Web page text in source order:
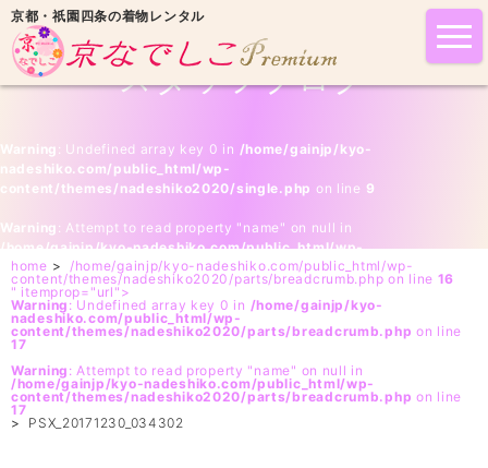
京都・祇園四条の着物レンタル
スタッフブログ
Warning : Undefined array key 0 in /home/gainjp/kyo-
nadeshiko.com/public_html/wp-
content/themes/nadeshiko2020/single.php on line 9
Warning : Attempt to read property "name" on null in
/home/gainjp/kyo-nadeshiko.com/public_html/wp-
content/themes/nadeshiko2020/single.phpon line9
home > /home/gainjp/kyo-nadeshiko.com/public_html/wp-
content/themes/nadeshiko2020/parts/breadcrumb.php on line 16
" itemprop="url">
Warning : Undefined array key 0 in /home/gainjp/kyo-
nadeshiko.com/public_html/wp-
content/themes/nadeshiko2020/parts/breadcrumb.php on line
17
Warning : Attempt to read property "name" on null in
/home/gainjp/kyo-nadeshiko.com/public_html/wp-
content/themes/nadeshiko2020/parts/breadcrumb.php on line
17
> PSX_20171230_034302